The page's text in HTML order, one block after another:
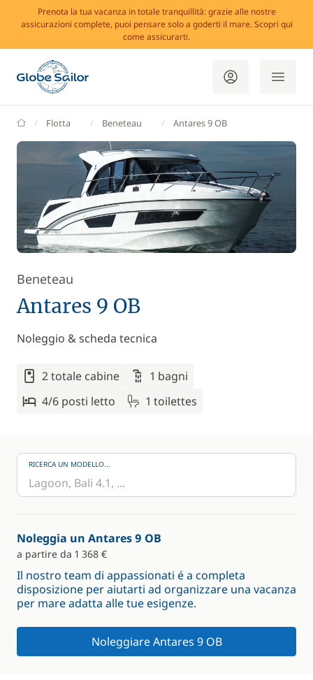
Prenota la tua vacanza in totale tranquillità: grazie alle nostre
assicurazioni complete, puoi pensare solo a goderti il mare. Scopri qui
come assicurarti.
GlobeSailor
Flotta Beneteau Antares 9 OB
Beneteau
Antares 9 OB
Noleggio & scheda tecnica
2 totale cabine
1 bagni
4/6 posti letto
1 toilettes
RICERCA UN MODELLO...
Noleggia un Antares 9 OB
a partire da 1 368 €
Il nostro team di appassionati é a completa
disposizione per aiutarti ad organizzare una vacanza
per mare adatta alle tue esigenze.
Noleggiare Antares 9 OB